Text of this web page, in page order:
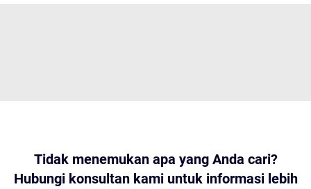
Tidak menemukan apa yang Anda cari?
Hubungi konsultan kami untuk informasi lebih